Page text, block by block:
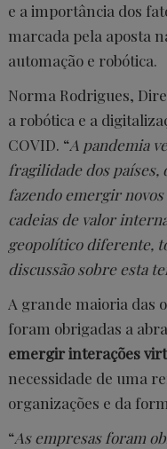
e a importância dos
marcada pela aposta
automação e robótica.
Norma Rodrigues,
a robótica e a
COVID. “A pandemia
fragilidade dos países,
fazendo emergir
cadeias de valor
geopolítico diferente,
discussão sobre esta
A grande maioria das
foram obrigadas a
emergir interações
necessidade de uma
organizações e da
“As empresas foram